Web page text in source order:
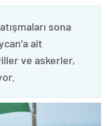
sona
ait
ve askerler,